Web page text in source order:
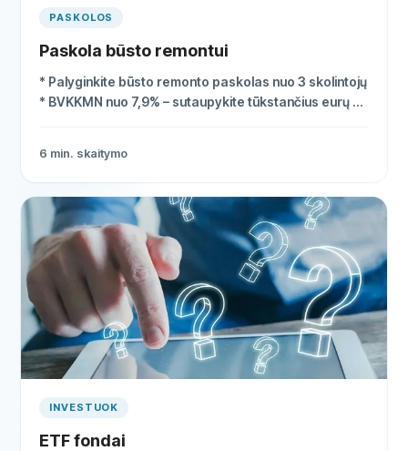
PASKOLOS
Paskola būsto remontui
* Palyginkite būsto remonto paskolas nuo 3 skolintojų
* BVKKMN nuo 7,9% – sutaupykite tūkstančius eurų *
6 min. skaitymo
INVESTUOK
ETF fondai